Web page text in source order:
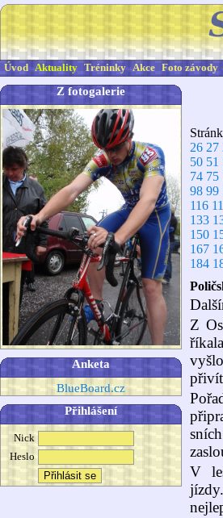
Úvod Aktuality Tréninky Akce Foto závody
Z fotogalerie
Anketa
BlueBoard.cz
Přihlášení
Nick
Heslo
26 27
50 51
74 75
98 99
116
133
150
167
184
Z
V